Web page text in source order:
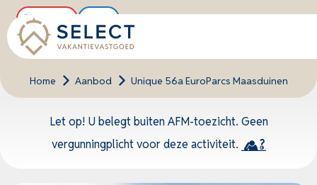
Home > Aanbod > Unique 56a EuroParcs Maasduinen
Let op! U belegt buiten AFM-toezicht. Geen
vergunningplicht voor deze activiteit.
Buitenkans